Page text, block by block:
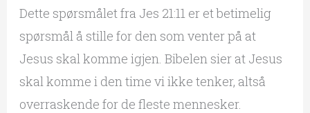
Dette spørsmålet fra Jes 21:11 er et betimelig
spørsmål å stille for den som venter på at
Jesus skal komme igjen. Bibelen sier at Jesus
skal komme i den time vi ikke tenker, altså
overraskende for de fleste mennesker.